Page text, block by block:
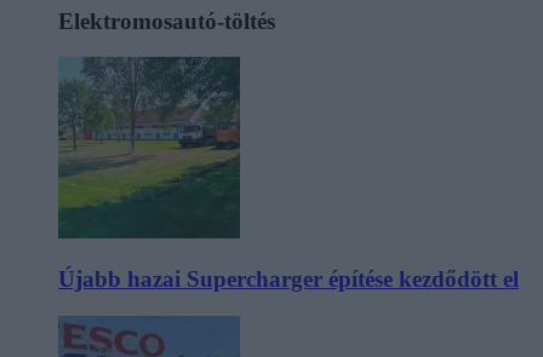
Elektromosautó-töltés
Újabb hazai Supercharger építése kezdődött el